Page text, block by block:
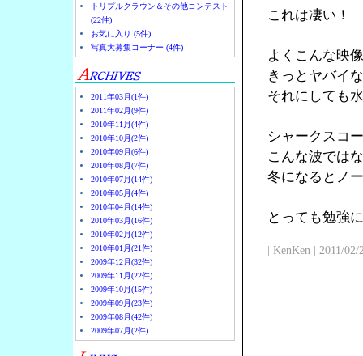
トリプルクラウン＆その他コンテスト
(22件)
お気に入り (5件)
写真大募集コーナー (4件)
2011年03月(1件)
2011年02月(9件)
2010年11月(4件)
2010年10月(2件)
2010年09月(6件)
2010年08月(7件)
2010年07月(14件)
2010年05月(4件)
2010年04月(14件)
2010年03月(16件)
2010年02月(12件)
2010年01月(21件)
2009年12月(32件)
2009年11月(22件)
2009年10月(15件)
2009年09月(23件)
2009年08月(42件)
2009年07月(2件)
これは凄い！
よくこんな映
きっとヤバイ
それにしても
シャークスコ
こんな波では
冬になるとノ
とっても勉強
| KenKen | 2011/